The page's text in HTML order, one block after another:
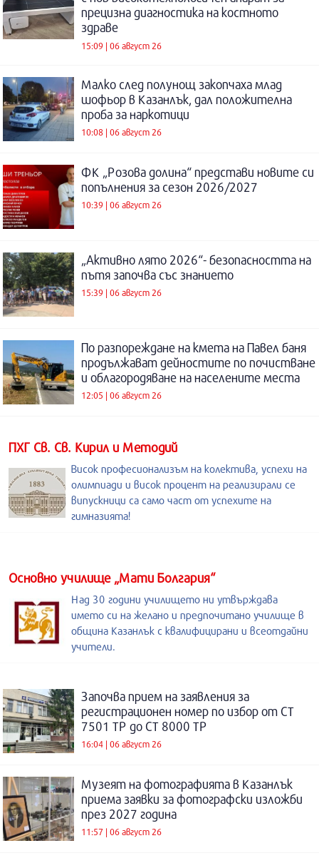
прецизна диагностика на костното
здраве
15:09 | 06 август 26
Малко след полунощ закопчаха млад
шофьор в Казанлък, дал положителна
проба за наркотици
10:08 | 06 август 26
ФК „Розова долина“ представи новите си
попълнения за сезон 2026/2027
10:39 | 06 август 26
„Активно лято 2026“- безопасността на
пътя започва със знанието
15:39 | 06 август 26
По разпореждане на кмета на Павел баня
продължават дейностите по почистване
и облагородяване на населените места
12:05 | 06 август 26
ПХГ Св. Св. Кирил и Методий
Висок професионализъм на колектива, успехи на
олимпиади и висок процент на реализирали се
випускници са само част от успехите на
гимназията!
Основно училище „Мати Болгария“
Над 30 години училището ни утвърждава
името си на желано и предпочитано училище в
община Казанлък с квалифицирани и всеотдайни
учители.
Започва прием на заявления за
регистрационен номер по избор от СТ
7501 ТР до СТ 8000 ТР
16:04 | 06 август 26
Музеят на фотографията в Казанлък
приема заявки за фотографски изложби
през 2027 година
11:57 | 06 август 26